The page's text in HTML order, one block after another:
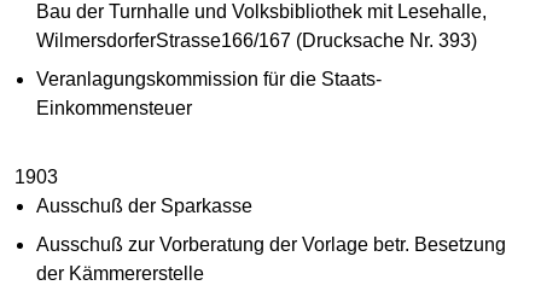
Bau der Turnhalle und Volksbibliothek mit Lesehalle,
WilmersdorferStrasse166/167 (Drucksache Nr. 393)
Veranlagungskommission für die Staats-
Einkommensteuer
1903
Ausschuß der Sparkasse
Ausschuß zur Vorberatung der Vorlage betr. Besetzung
der Kämmererstelle